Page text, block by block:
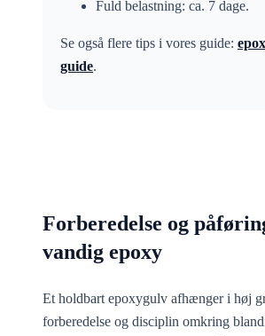
Fuld belastning: ca. 7 dage.
Se også flere tips i vores guide:
guide.
Forberedelse og
vandig epoxy
Et holdbart epoxygulv afhænger i høj
forberedelse og disciplin omkring